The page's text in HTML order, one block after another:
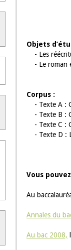
Objets
- Les
- Le roman
Corpus :
- Texte A :
- Texte B :
- Texte C :
- Texte D :
Vous
Au
Annales du
Au bac 2008,